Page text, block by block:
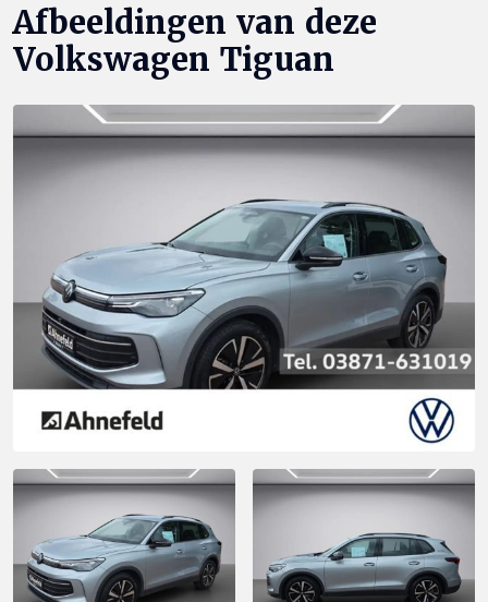
Afbeeldingen van deze
Volkswagen Tiguan